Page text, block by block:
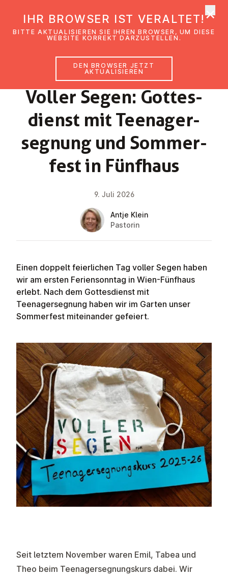
Voller Segen: Got­tes­
dienst mit Teen­ager­
seg­nung und Som­mer­
fest in Fünfhaus
NEWS
9. Juli 2026
Antje Klein
Pastorin
Einen doppelt feierlichen Tag voller Segen haben
wir am ersten Feriensonntag in Wien-Fünfhaus
erlebt. Nach dem Gottesdienst mit
Teenagersegnung haben wir im Garten unser
Sommerfest miteinander gefeiert.
Seit letztem November waren Emil, Tabea und
Theo beim Teenagersegnungskurs dabei. Wir
IHR BROWSER IST VERALTET!
BITTE AKTUALISIEREN SIE IHREN BROWSER, UM DIESE
WEBSITE KORREKT DARZUSTELLEN.
DEN BROWSER JETZT
AKTUALISIEREN
×